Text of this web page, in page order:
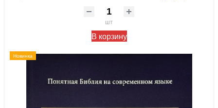
шт
В корзину
Новинка